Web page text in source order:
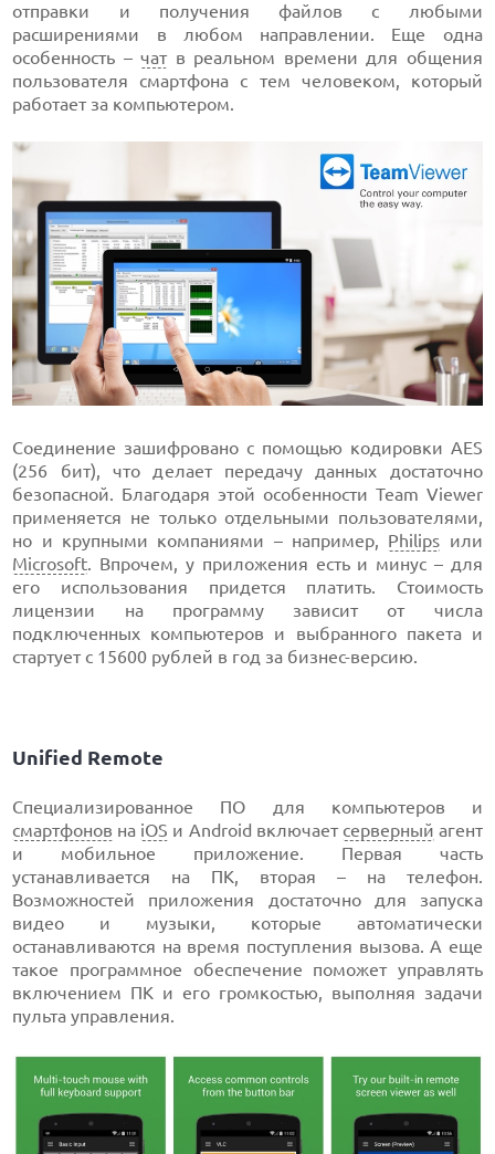
отправки и получения файлов с любыми
расширениями в любом направлении. Еще одна
особенность –чатв реальном времени для общения
пользователя смартфона с тем человеком, который
работает за компьютером.
Соединение зашифровано с помощью кодировки AES
(256 бит), что делает передачу данных достаточно
безопасной. Благодаря этой особенности Team Viewer
применяется не только отдельными пользователями,
но и крупными компаниями – например, Philips или
Microsoft. Впрочем, у приложения есть и минус – для
его использования придется платить. Стоимость
лицензии на программу зависит от числа
подключенных компьютеров и выбранного пакета и
стартует с 15600 рублей в год за бизнес-версию.
Unified Remote
Специализированное ПО для компьютеров и
смартфонов на iOS и Android включает серверный агент
и мобильное приложение. Первая часть
устанавливается на ПК, вторая – на телефон.
Возможностей приложения достаточно для запуска
видео и музыки, которые автоматически
останавливаются на время поступления вызова. А еще
такое программное обеспечение поможет управлять
включением ПК и его громкостью, выполняя задачи
пульта управления.